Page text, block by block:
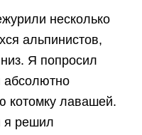
несколько
альпинистов,
Я попросил
абсолютно
котомку лавашей.
я решил